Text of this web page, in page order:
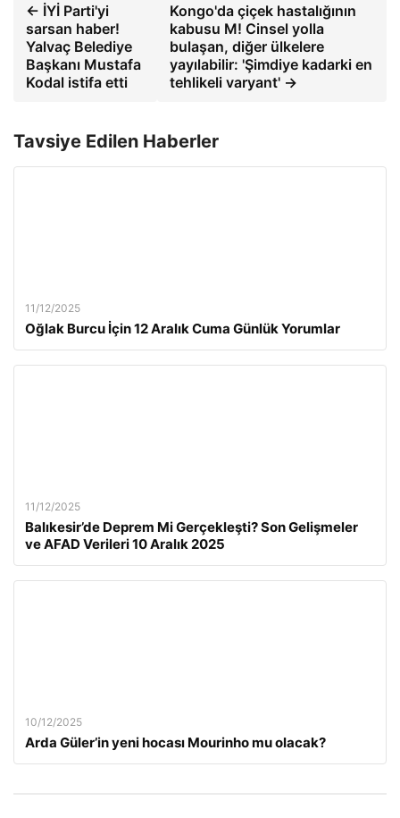
← İYİ Parti'yi
sarsan haber!
Yalvaç Belediye
Başkanı Mustafa
Kodal istifa etti
Kongo'da çiçek hastalığının
kabusu M! Cinsel yolla
bulaşan, diğer ülkelere
yayılabilir: 'Şimdiye kadarki en
tehlikeli varyant' →
Tavsiye Edilen Haberler
11/12/2025
Oğlak Burcu İçin 12 Aralık Cuma Günlük Yorumlar
11/12/2025
Balıkesir’de Deprem Mi Gerçekleşti? Son Gelişmeler
ve AFAD Verileri 10 Aralık 2025
10/12/2025
Arda Güler’in yeni hocası Mourinho mu olacak?